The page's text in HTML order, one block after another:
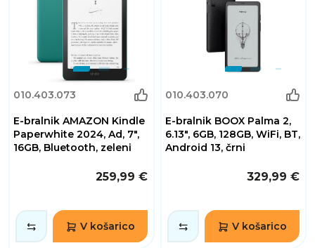
010.403.073
E-bralnik AMAZON Kindle
Paperwhite 2024, Ad, 7",
16GB, Bluetooth, zeleni
259,99 €
V košarico
010.403.070
E-bralnik BOOX Palma 2,
6.13", 6GB, 128GB, WiFi, BT,
Android 13, črni
329,99 €
V košarico